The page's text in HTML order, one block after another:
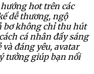
hot trên các
dễ thương, ngộ
bơ không chỉ thu hút
cá nhân đầy sáng
đáng yêu, avatar
tưởng giúp bạn nổi